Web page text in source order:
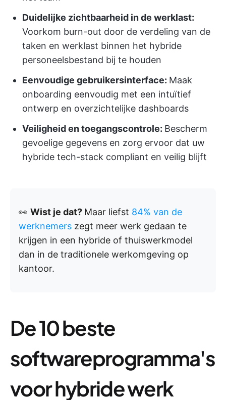
Duidelijke zichtbaarheid in de werklast:
Voorkom burn-out door de verdeling van de
taken en werklast binnen het hybride
personeelsbestand bij te houden
Eenvoudige gebruikersinterface: Maak
onboarding eenvoudig met een intuïtief
ontwerp en overzichtelijke dashboards
Veiligheid en toegangscontrole: Bescherm
gevoelige gegevens en zorg ervoor dat uw
hybride tech-stack compliant en veilig blijft
👀 Wist je dat? Maar liefst 84% van de
werknemers zegt meer werk gedaan te
krijgen in een hybride of thuiswerkmodel
dan in de traditionele werkomgeving op
kantoor.
De 10 beste
softwareprogramma's
voor hybride werk